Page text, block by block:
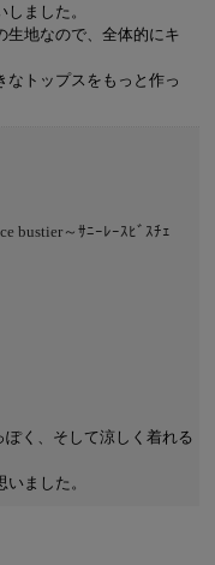
ました。
生地なので、全体的にキ
なトップスをもっと作っ
bustier～ｻﾆｰﾚｰｽﾋﾞｽﾁｪ
く、そして涼しく着れる
ました。